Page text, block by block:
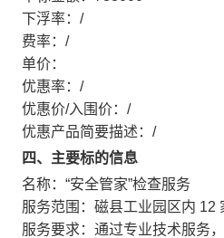
下浮率：/
费率：/
单价：
优惠率：/
优惠价/入围价：/
优惠产品简要描述：/
四、主要标的信息
名称：“安全管家”检查服务
服务范围：磁县工业园区内 12
服务要求：通过专业技术服务